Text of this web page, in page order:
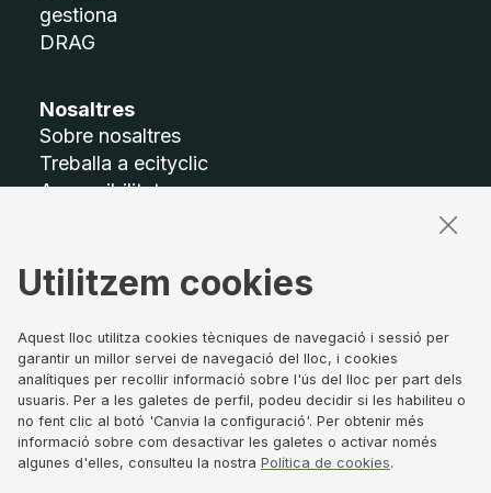
gestiona
DRAG
Nosaltres
Sobre nosaltres
Treballa a ecityclic
Accessibilitat
Termes legals
Política de privacitat
Política de Cookies
Canal de denúncies
Govern corporatiu
Utilitzem cookies
Aquest lloc utilitza cookies tècniques de navegació i sessió per
garantir un millor servei de navegació del lloc, i cookies
analítiques per recollir informació sobre l'ús del lloc per part dels
usuaris. Per a les galetes de perfil, podeu decidir si les habiliteu o
no fent clic al botó 'Canvia la configuració'. Per obtenir més
informació sobre com desactivar les galetes o activar només
algunes d'elles, consulteu la nostra Política de cookies.